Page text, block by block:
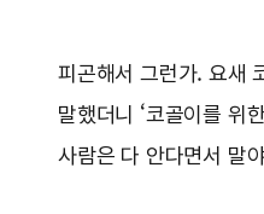
피곤해서 그런가. 요새
말했더니 ‘코골이를 위
사람은 다 안다면서 말